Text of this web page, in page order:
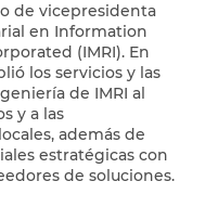
de vicepresidenta
en Information
(IMRI). En
los servicios y las
de IMRI al
y a las
además de
estratégicas con
de soluciones.